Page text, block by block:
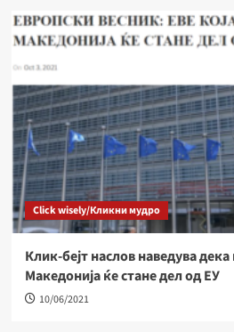
Click wisely/Кликни мудро
Клик-бејт наслов наведува
Македонија ќе стане дел од ЕУ
10/06/2021